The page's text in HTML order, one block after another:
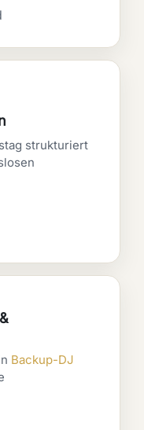
strukturiert
Backup-DJ